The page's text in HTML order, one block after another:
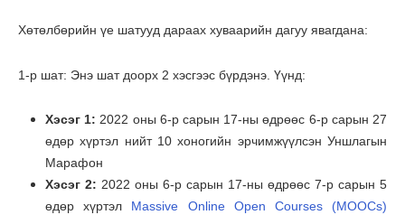
Хөтөлбөрийн үе шатууд дараах хуваарийн дагуу явагдана:
1-р шат: Энэ шат доорх 2 хэсгээс бүрдэнэ. Үүнд:
Хэсэг 1: 2022 оны 6-р сарын 17-ны өдрөөс 6-р сарын 27
өдөр хүртэл нийт 10 хоногийн эрчимжүүлсэн Уншлагын
Марафон
Хэсэг 2: 2022 оны 6-р сарын 17-ны өдрөөс 7-р сарын 5
өдөр хүртэл Massive Online Open Courses (MOOCs)